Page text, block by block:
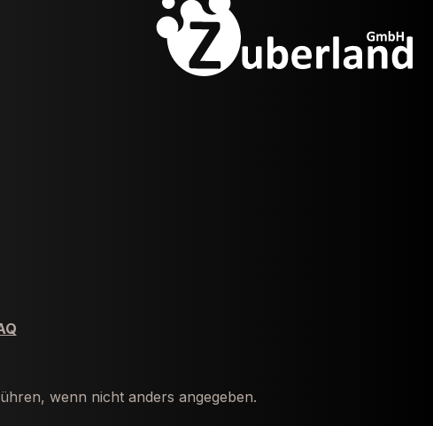
wenn nicht anders angegeben.